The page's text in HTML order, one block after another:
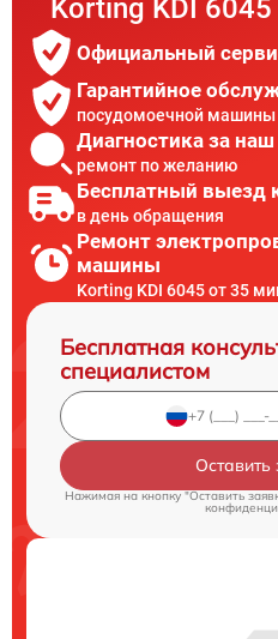
Korting KDI 6045
Официальный
Гарантийное
посудомоечной машины
Диагностика за наш
ремонт по желанию
Бесплатный выезд
в день обращения
Ремонт
машины
Korting KDI 6045 от 35
Бесплатная
специалистом
Оставить
Нажимая на кнопку "Оставить